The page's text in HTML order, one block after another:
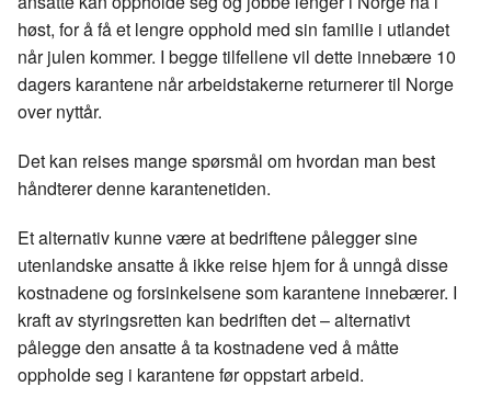
høst, for å få et lengre opphold med sin familie i utlandet
når julen kommer. I begge tilfellene vil dette innebære 10
dagers karantene når arbeidstakerne returnerer til Norge
over nyttår.
Det kan reises mange spørsmål om hvordan man best
håndterer denne karantenetiden.
Et alternativ kunne være at bedriftene pålegger sine
utenlandske ansatte å ikke reise hjem for å unngå disse
kostnadene og forsinkelsene som karantene innebærer. I
kraft av styringsretten kan bedriften det – alternativt
pålegge den ansatte å ta kostnadene ved å måtte
oppholde seg i karantene før oppstart arbeid.